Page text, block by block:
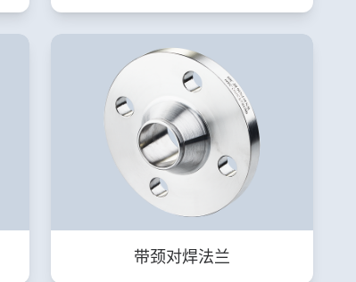
带颈对焊法兰